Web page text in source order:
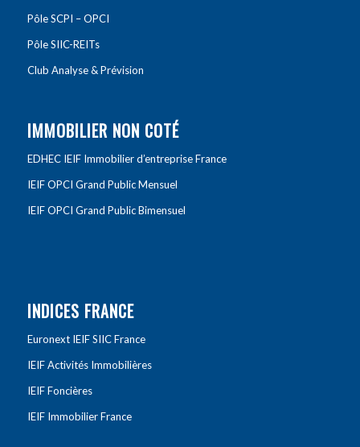
Pôle SCPI – OPCI
Pôle SIIC-REITs
Club Analyse & Prévision
IMMOBILIER NON COTÉ
EDHEC IEIF Immobilier d’entreprise France
IEIF OPCI Grand Public Mensuel
IEIF OPCI Grand Public Bimensuel
INDICES FRANCE
Euronext IEIF SIIC France
IEIF Activités Immobilières
IEIF Foncières
IEIF Immobilier France